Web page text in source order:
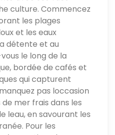
culture. Commencez
les plages
et les eaux
détente et au
le long de la
bordée de cafés et
qui capturent
pas loccasion
mer frais dans les
leau, en savourant les
Pour les